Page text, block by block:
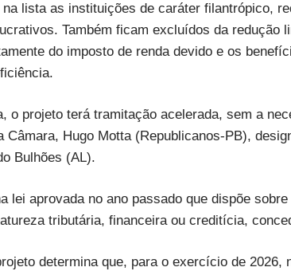
lista as instituições de caráter filantrópico,
Também ficam excluídos da redução
do imposto de renda devido e os
o projeto terá tramitação acelerada, sem a
Câmara, Hugo Motta (Republicanos-PB),
Bulhões (AL).
lei aprovada no ano passado que dispõe
tributária, financeira ou creditícia,
determina que, para o exercício de 2026,